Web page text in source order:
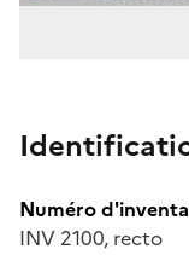
Numéro
INV 2100, recto